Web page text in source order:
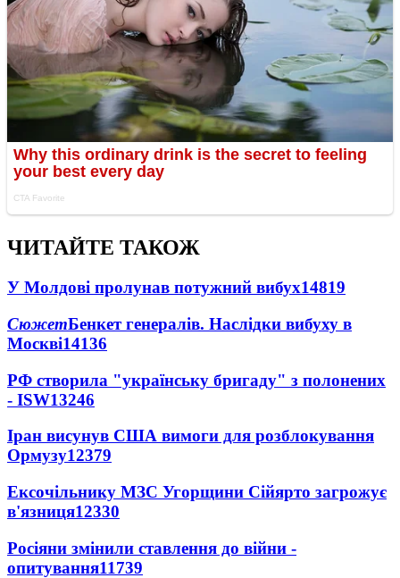
ЧИТАЙТЕ ТАКОЖ
У Молдові пролунав потужний вибух14819
СюжетБенкет генералів. Наслідки вибуху в
Москві14136
РФ створила "українську бригаду" з полонених
- ISW13246
Іран висунув США вимоги для розблокування
Ормузу12379
Ексочільнику МЗС Угорщини Сійярто загрожує
в'язниця12330
Росіяни змінили ставлення до війни -
опитування11739